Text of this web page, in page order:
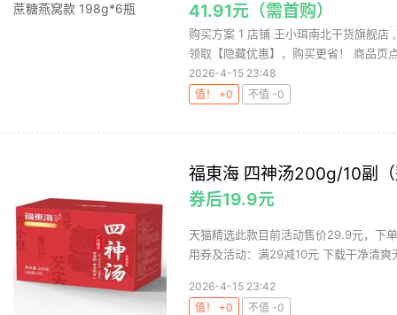
41.91元（需首购）
购买方案 1 店铺 王小珥南北干货旗舰
领取【隐藏优惠】，购买更省！ 商品页
2026-4-15 23:48
值！ +0
不值 -0
福東海 四神汤200g/10副
券后19.9元
天猫精选此款目前活动售价29.9元，下
用券及活动：满29减10元 下载干净清爽
2026-4-15 23:42
值！ +0
不值 -0